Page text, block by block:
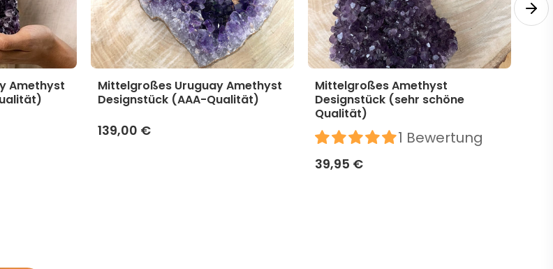
Amethyst
Mittelgroßes Uruguay Amethyst
Designstück (AAA-Qualität)
139,00 €
Mittelgroßes Amethyst
Designstück (sehr schöne
Qualität)
1 Bewertung
39,95 €